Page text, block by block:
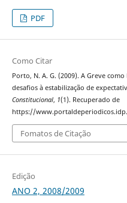
PDF
Como Citar
Porto, N. A. G. (2009). A Greve
desafios à estabilização de
Constitucional, 1(1). Recuperado de
https://
Fomatos de Citação
Edição
ANO 2, 2008/2009